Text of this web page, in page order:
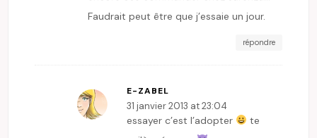
Faudrait peut être que j’essaie un jour.
répondre
E-ZABEL
31 janvier 2013 at 23:04
essayer c’est l’adopter
te